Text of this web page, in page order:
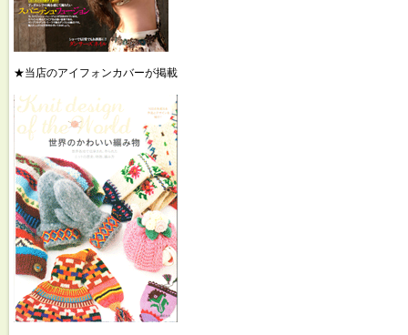
★当店のアイフォンカバーが掲載